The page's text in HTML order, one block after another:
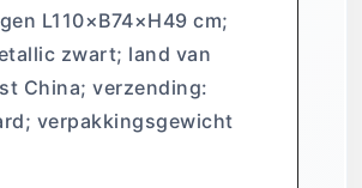
L110×B74×H49 cm;
zwart; land van
China; verzending:
verpakkingsgewicht